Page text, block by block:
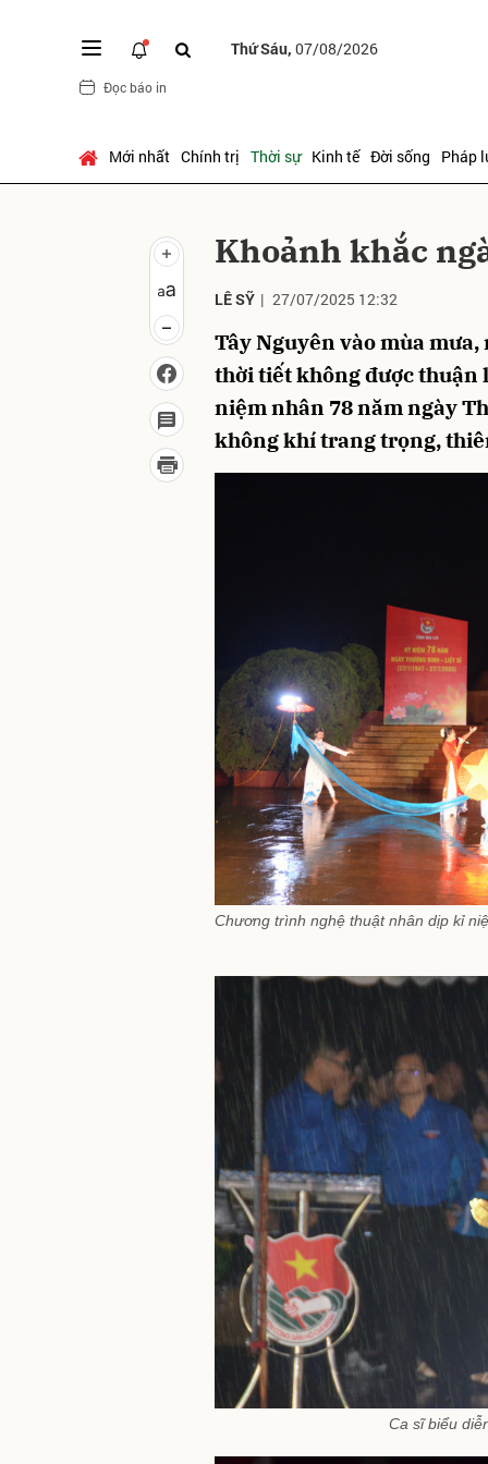
Thứ Sáu, 07/08/2026
Đọc báo in
Mới nhất Chính trị Thời sự Kinh tế Đời sống Pháp
Khoảnh khắc
LÊ SỸ | 27/07/2025 12:32
Tây Nguyên vào mùa
thời tiết không được thuận
niệm nhân 78 năm ngày
không khí trang trọng,
Chương trình nghệ thuật nhân dịp kỉ
Ca sĩ biểu